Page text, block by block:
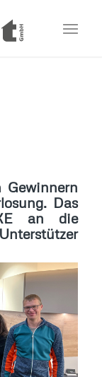
Gewinnern
Das
an die